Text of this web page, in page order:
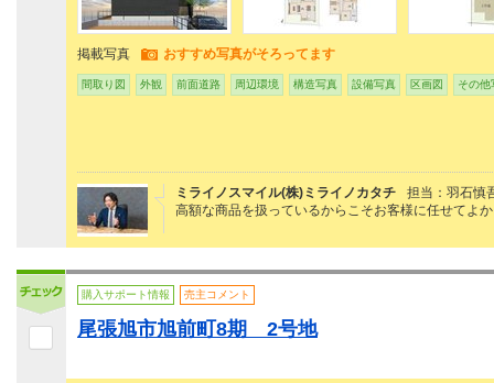
掲載写真 おすすめ写真がそろってます
間取り図 外観 前面道路 周辺環境 構造写真 設備写真 区画図 その他
ミライノスマイル(株)ミライノカタチ
担当：羽石慎
高額な商品を扱っているからこそお客様に任せてよ
購入サポート情報 売主コメント
尾張旭市旭前町8期 2号地